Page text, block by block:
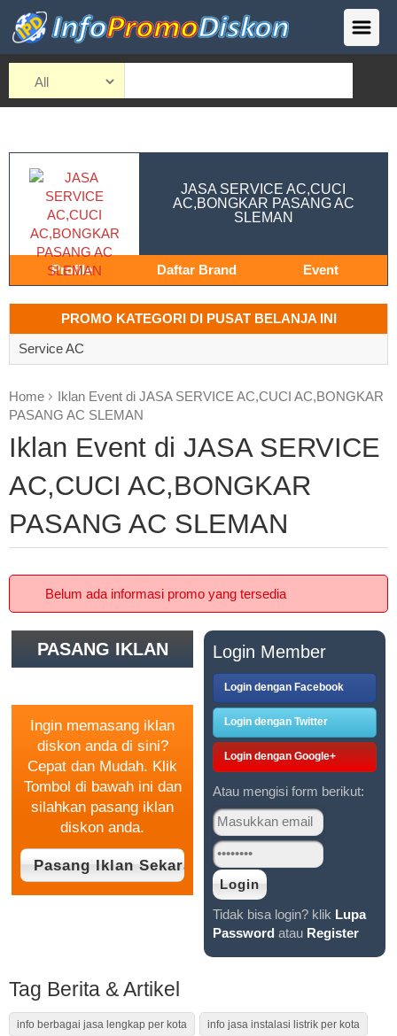
JASA SERVICE AC,CUCI
AC,BONGKAR PASANG AC
SLEMAN
Profile Daftar Brand Event
PROMO KATEGORI DI PUSAT BELANJA INI
Service AC
Home
Iklan Event di JASA SERVICE AC,CUCI AC,BONGKAR
PASANG AC SLEMAN
Iklan Event di JASA SERVICE
AC,CUCI AC,BONGKAR
PASANG AC SLEMAN
Belum ada informasi promo yang tersedia
PASANG IKLAN
Ingin memasang iklan
diskon anda di sini?
Cepat dan Mudah. Klik
Tombol di bawah ini dan
silahkan pasang iklan
diskon anda.
Login Member
Login dengan Facebook
Login dengan Twitter
Login dengan Google+
Atau mengisi form berikut:
Tidak bisa login? klik Lupa
Passwordatau Register
Tag Berita & Artikel
info berbagai jasa lengkap per kota info jasa instalasi listrik per kota